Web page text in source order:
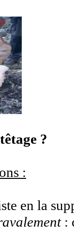
?
:
en la
: